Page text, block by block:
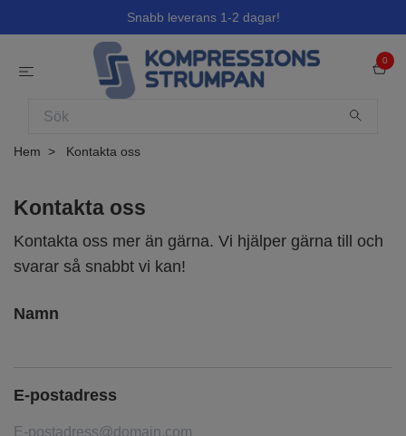
Snabb leverans 1-2 dagar!
0
Hem Kontakta oss
Kontakta oss
Kontakta oss mer än gärna. Vi hjälper gärna till och
svarar så snabbt vi kan!
Namn
E-postadress